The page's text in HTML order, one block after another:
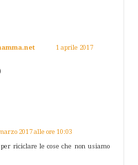
1 aprile 2017
2017 alle ore 10:03
riciclare le cose che non usiamo